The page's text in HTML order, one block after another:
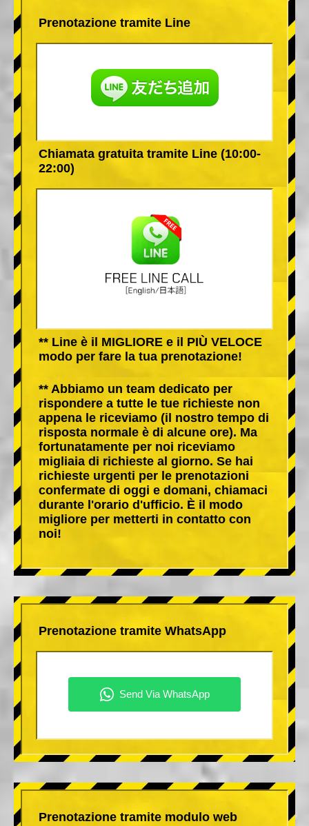
Prenotazione tramite Line
Chiamata gratuita tramite Line (10:00-
22:00)
** Line è il MIGLIORE e il PIÙ VELOCE
modo per fare la tua prenotazione!
** Abbiamo un team dedicato per
rispondere a tutte le tue richieste non
appena le riceviamo (il nostro tempo di
risposta normale è di alcune ore). Ma
fortunatamente per noi riceviamo
migliaia di richieste al giorno. Se hai
richieste urgenti per le prenotazioni
confermate di oggi e domani, chiamaci
durante l'orario d'ufficio. È il modo
migliore per metterti in contatto con
noi!
Prenotazione tramite WhatsApp
Prenotazione tramite modulo web